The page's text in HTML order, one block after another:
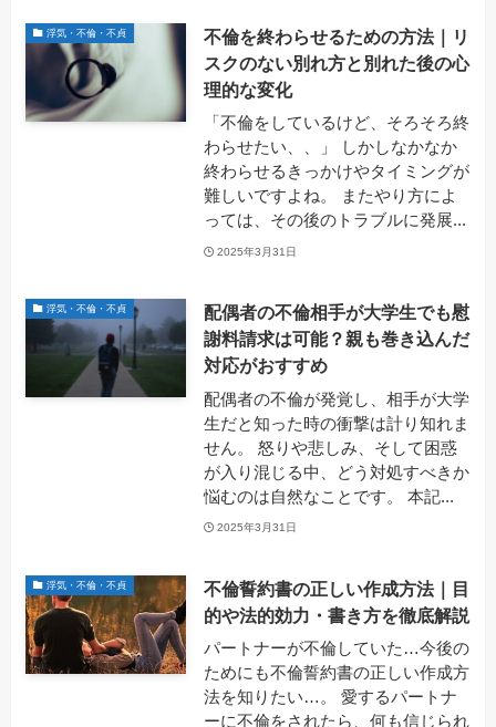
浮気・不倫・不貞
不倫を終わらせるための方法｜リ
スクのない別れ方と別れた後の心
理的な変化
「不倫をしているけど、そろそろ終
わらせたい、、」 しかしなかなか
終わらせるきっかけやタイミングが
難しいですよね。 またやり方によ
っては、その後のトラブルに発展...
2025年3月31日
浮気・不倫・不貞
配偶者の不倫相手が大学生でも慰
謝料請求は可能？親も巻き込んだ
対応がおすすめ
配偶者の不倫が発覚し、相手が大学
生だと知った時の衝撃は計り知れま
せん。 怒りや悲しみ、そして困惑
が入り混じる中、どう対処すべきか
悩むのは自然なことです。 本記...
2025年3月31日
浮気・不倫・不貞
不倫誓約書の正しい作成方法｜目
的や法的効力・書き方を徹底解説
パートナーが不倫していた…今後の
ためにも不倫誓約書の正しい作成方
法を知りたい…。 愛するパートナ
ーに不倫をされたら、何も信じられ